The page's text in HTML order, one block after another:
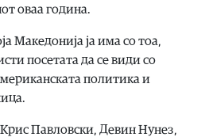
оваа година.
Македонија ја има со тоа,
посетата да се види со
политика и
Павловски, Девин Нунез,